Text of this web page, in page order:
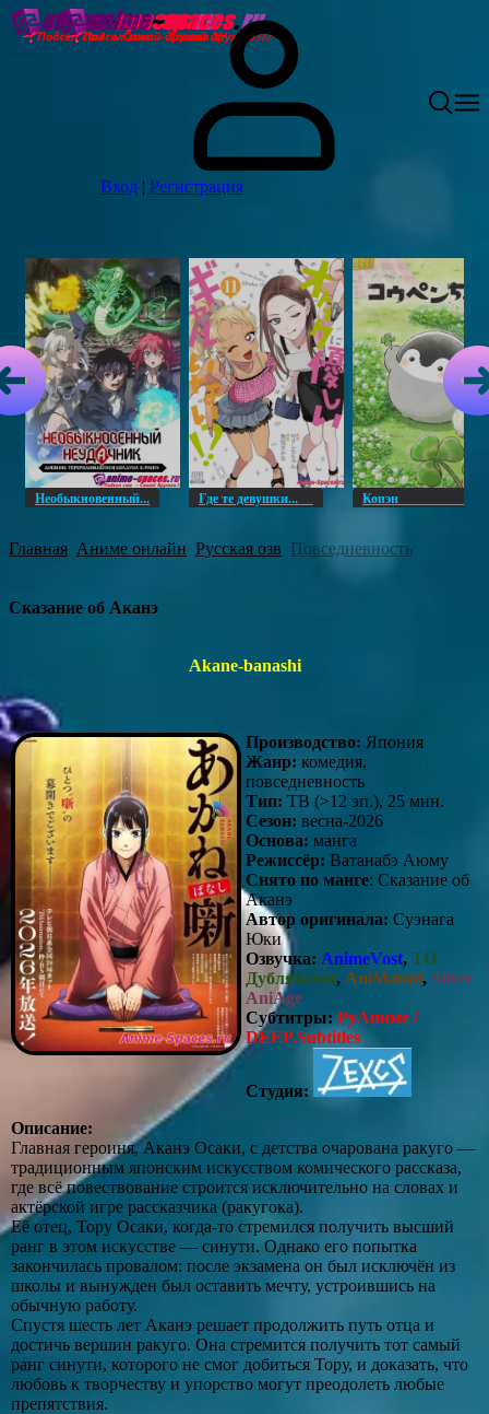
Вход | Регистрация
Необыкновенный... Где те девушки... Копэн
Главная Аниме онлайн Русская озв Повседневность
Сказание об Аканэ
Akane-banashi
Производство: Япония
Жанр: комедия,
повседневность
Тип: ТВ (>12 эп.), 25 мин.
Сезон: весна-2026
Основа: манга
Режиссёр: Ватанабэ Аюму
Снято по манге: Сказание об
Аканэ
Автор оригинала: Суэнага
Юки
Озвучка: AnimeVost, ТО
Дубляжная, AniMaunt, Silver
AniAge
Субтитры: РуАниме /
DEEP.Subtitles
Студия:
Описание:
Главная героиня, Аканэ Осаки, с детства очарована ракуго —
традиционным японским искусством комического рассказа,
где всё повествование строится исключительно на словах и
актёрской игре рассказчика (ракугока).
Её отец, Тору Осаки, когда‑то стремился получить высший
ранг в этом искусстве — синути. Однако его попытка
закончилась провалом: после экзамена он был исключён из
школы и вынужден был оставить мечту, устроившись на
обычную работу.
Спустя шесть лет Аканэ решает продолжить путь отца и
достичь вершин ракуго. Она стремится получить тот самый
ранг синути, которого не смог добиться Тору, и доказать, что
любовь к творчеству и упорство могут преодолеть любые
препятствия.